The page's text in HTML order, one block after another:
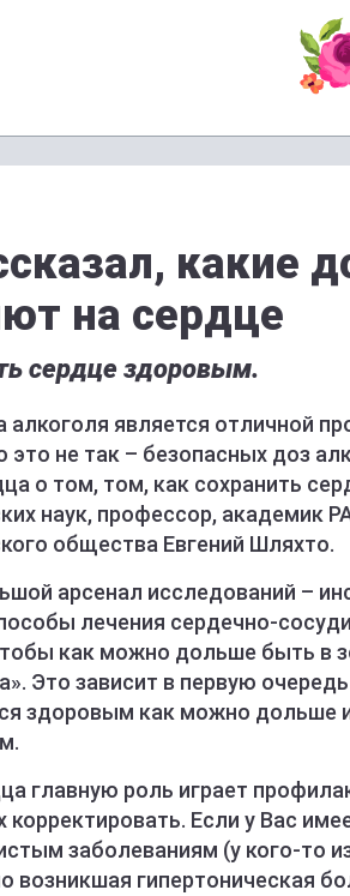
какие
на сердце
сердце здоровым.
является отличной
не так – безопасных доз
о том, том, как сохранить
наук, профессор, академик
общества​ Евгений Шляхто.
арсенал исследований –
лечения сердечно-
как можно дольше быть в
Это зависит в первую
здоровым как можно дольше
главную роль играет
корректировать. Если у Вас
заболеваниям (у кого-то
возникшая гипертоническая